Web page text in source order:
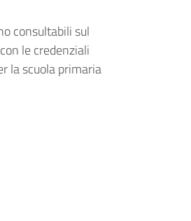
consultabili sul
le credenziali
la scuola primaria